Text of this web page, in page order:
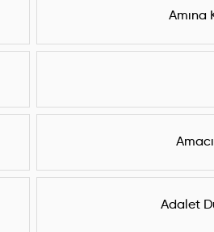
Amına
Adalet